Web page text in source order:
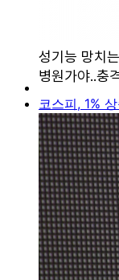
코스피, 1%